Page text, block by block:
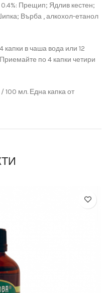
0.4%: Прещип; Ядлив кестен;
Върба , алкохол-етанол
капки в чаша вода или 12
Приемайте по 4 капки четири
100 мл. Една капка от